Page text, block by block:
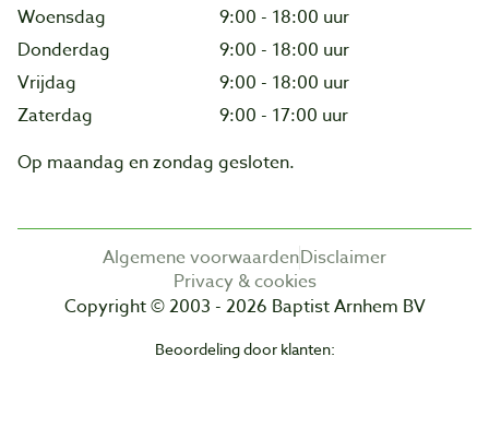
Woensdag
9:00 - 18:00 uur
Donderdag
9:00 - 18:00 uur
Vrijdag
9:00 - 18:00 uur
Zaterdag
9:00 - 17:00 uur
Op maandag en zondag gesloten.
Algemene voorwaardenDisclaimer
Privacy & cookies
Copyright © 2003 - 2026 Baptist Arnhem BV
Beoordeling door klanten: